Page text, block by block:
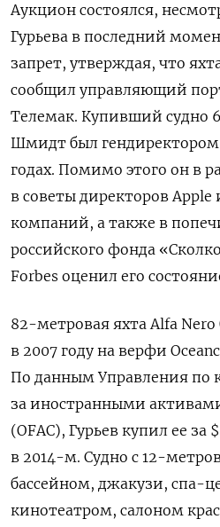
Аукцион состоялся,
Гурьева в последний
запрет, утверждая, что
сообщил управляющий
Телемак. Купивший судно
Шмидт был гендиректором
годах. Помимо этого он в
в советы директоров
компаний, а также в
российского фонда
Forbes оценил его
82-метровая яхтаAlfa Nero
в 2007 году на верфи
По данным Управления по
за иностранными
(OFAC), Гурьев купил ее за
в 2014-м. Судно с 12-
бассейном, джакузи, спа-
кинотеатром, салоном